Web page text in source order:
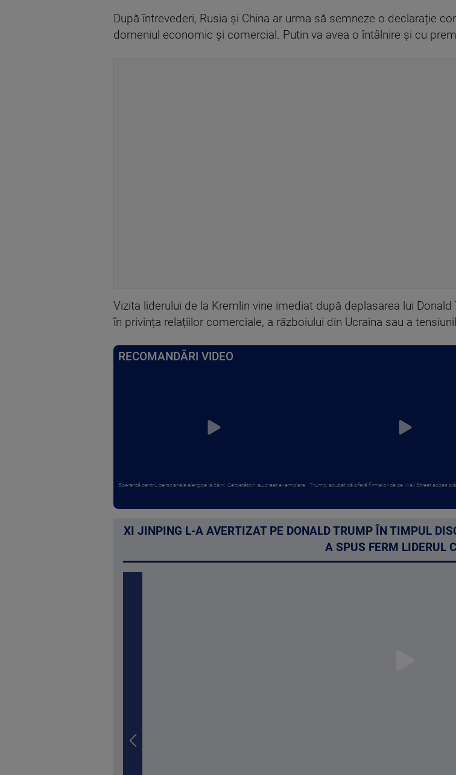
După întrevederi, Rusia și China ar urma să semneze o declarație
domeniul economic și comercial. Putin va avea o întâlnire și cu
Vizita liderului de la Kremlin vine imediat după deplasarea lui
în privința relațiilor comerciale, a războiului din Ucraina sau a
RECOMANDĂRI VIDEO
Speranță pentru persoanele alergice la câini. Cercetătorii au creat exemplare Trump, acuzat că oferă firmelor de pe Wall Street acces
XI JINPING L-A AVERTIZAT PE DONALD TRUMP ÎN TIMPUL
A SPUS FERM LIDERUL